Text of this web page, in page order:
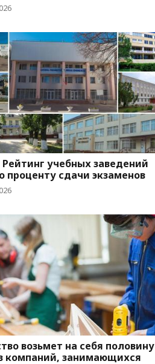
Рейтинг учебных заведений
проценту сдачи экзаменов
возьмет на себя половину
компаний, занимающихся